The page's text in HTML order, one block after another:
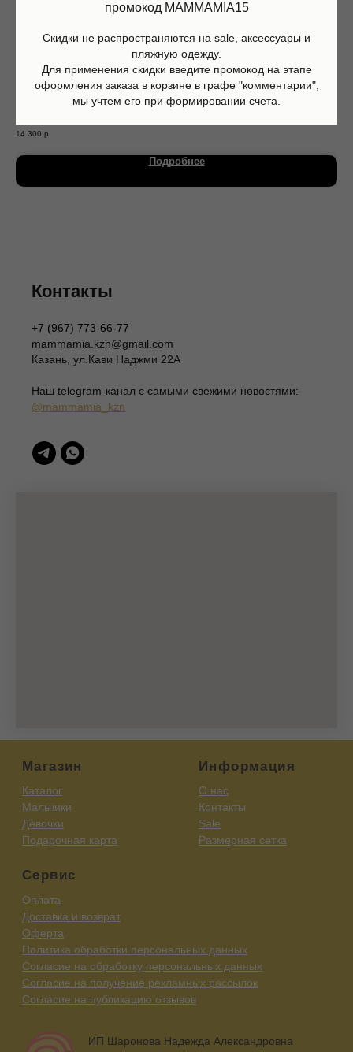
14 300 р.
Подробнее
промокод MAMMAMIA15
Скидки не распространяются на sale, аксессуары и
пляжную одежду.
Для применения скидки введите промокод на этапе
оформления заказа в корзине в графе "комментарии",
мы учтем его при формировании счета.
Контакты
+7 (967) 773-66-77
mammamia.kzn@gmail.com
Казань, ул.Кави Наджми 22А
Наш telegram-канал c самыми свежими новостями:
@mammamia_kzn
Каталог
Девочки
О нас
Согласие на обработку персональных данных
Согласие на получение рекламных рассылок
ИП Шаронова Надежда Александровна
ИНН 166003379276
420111, Казань, ул.Кави Наджми 22А
(c)Разработка сайта 2022-2025, @eliza_profi_group